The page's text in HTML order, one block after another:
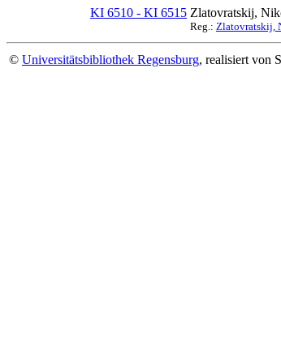
KI 6510 - KI 6515 Zlatovratskij,
Reg.: Zlatovratskij,
© Universitätsbibliothek Regensburg, realisiert von